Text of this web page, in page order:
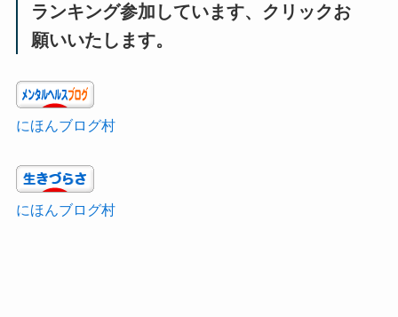
ランキング参加しています、クリックお
願いいたします。
にほんブログ村
にほんブログ村